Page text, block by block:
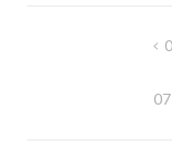
Navegación